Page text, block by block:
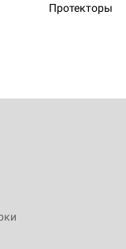
Протекторы